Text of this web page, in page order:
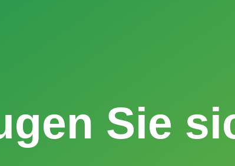
Sie